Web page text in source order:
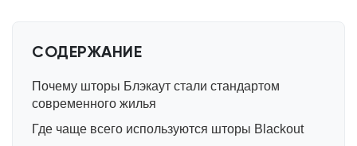
СОДЕРЖАНИЕ
Почему шторы Блэкаут стали стандартом
современного жилья
Где чаще всего используются шторы Blackout